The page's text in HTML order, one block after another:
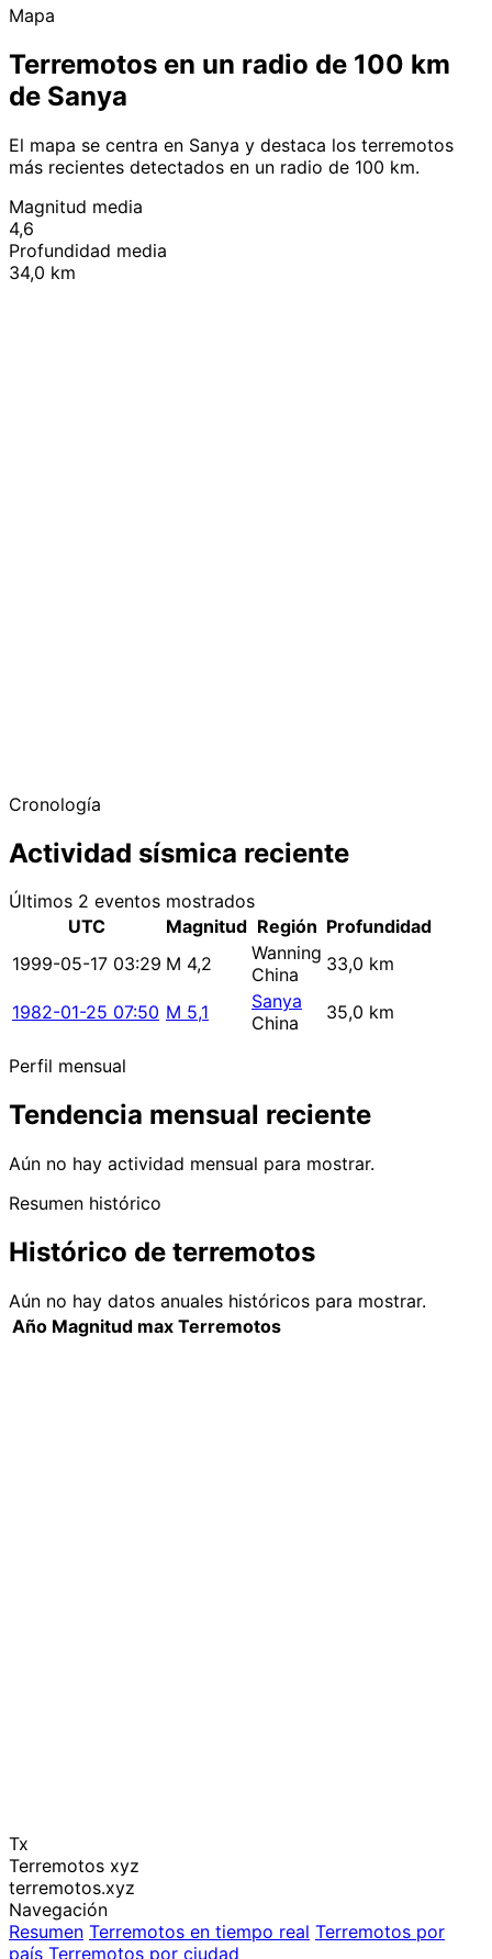
Mapa
Terremotos en un radio de 100 km
de Sanya
El mapa se centra en Sanya y destaca los terremotos
más recientes detectados en un radio de 100 km.
Magnitud media
4,6
Profundidad media
34,0 km
Cronología
Actividad sísmica reciente
Últimos 2 eventos mostrados
UTC
Magnitud Región Profundidad
1999-05-17 03:29 M 4,2
Wanning
China
33,0 km
1982-01-25 07:50 M 5,1
Sanya
China
35,0 km
Perfil mensual
Tendencia mensual reciente
Aún no hay actividad mensual para mostrar.
Resumen histórico
Histórico de terremotos
Aún no hay datos anuales históricos para mostrar.
Año Magnitud max Terremotos
Tx
Terremotos xyz
terremotos.xyz
Navegación
Resumen Terremotos en tiempo real Terremotos por
país Terremotos por ciudad